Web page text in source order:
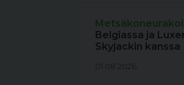
Belgiassa ja
Skyjackin kanssa
01.08.2026